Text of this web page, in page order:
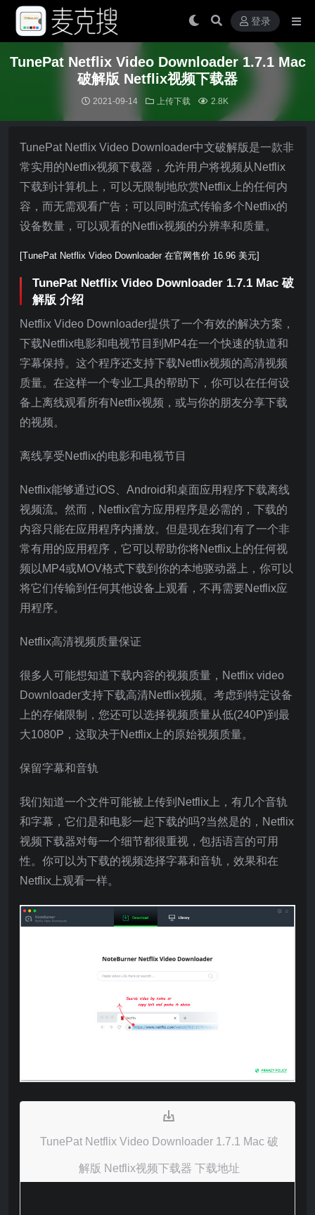
登录
TunePat Netflix Video Downloader 1.7.1 Mac
破解版 Netflix视频下载器
2021-09-14 上传下载 2.8K
TunePat Netflix Video Downloader中文破解版是一款非
常实用的Netflix视频下载器，允许用户将视频从Netflix
下载到计算机上，可以无限制地欣赏Netflix上的任何内
容，而无需观看广告；可以同时流式传输多个Netflix的
设备数量，可以观看的Netflix视频的分辨率和质量。
[TunePat Netflix Video Downloader 在官网售价 16.96 美元]
TunePat Netflix Video Downloader 1.7.1 Mac 破
解版 介绍
Netflix Video Downloader提供了一个有效的解决方案，
下载Netflix电影和电视节目到MP4在一个快速的轨道和
字幕保持。这个程序还支持下载Netflix视频的高清视频
质量。在这样一个专业工具的帮助下，你可以在任何设
备上离线观看所有Netflix视频，或与你的朋友分享下载
的视频。
离线享受Netflix的电影和电视节目
Netflix能够通过iOS、Android和桌面应用程序下载离线
视频流。然而，Netflix官方应用程序是必需的，下载的
内容只能在应用程序内播放。但是现在我们有了一个非
常有用的应用程序，它可以帮助你将Netflix上的任何视
频以MP4或MOV格式下载到你的本地驱动器上，你可以
将它们传输到任何其他设备上观看，不再需要Netflix应
用程序。
Netflix高清视频质量保证
很多人可能想知道下载内容的视频质量，Netflix video
Downloader支持下载高清Netflix视频。考虑到特定设备
上的存储限制，您还可以选择视频质量从低(240P)到最
大1080P，这取决于Netflix上的原始视频质量。
保留字幕和音轨
我们知道一个文件可能被上传到Netflix上，有几个音轨
和字幕，它们是和电影一起下载的吗?当然是的，Netflix
视频下载器对每一个细节都很重视，包括语言的可用
性。你可以为下载的视频选择字幕和音轨，效果和在
Netflix上观看一样。
TunePat Netflix Video Downloader 1.7.1 Mac 破
解版 Netflix视频下载器 下载地址